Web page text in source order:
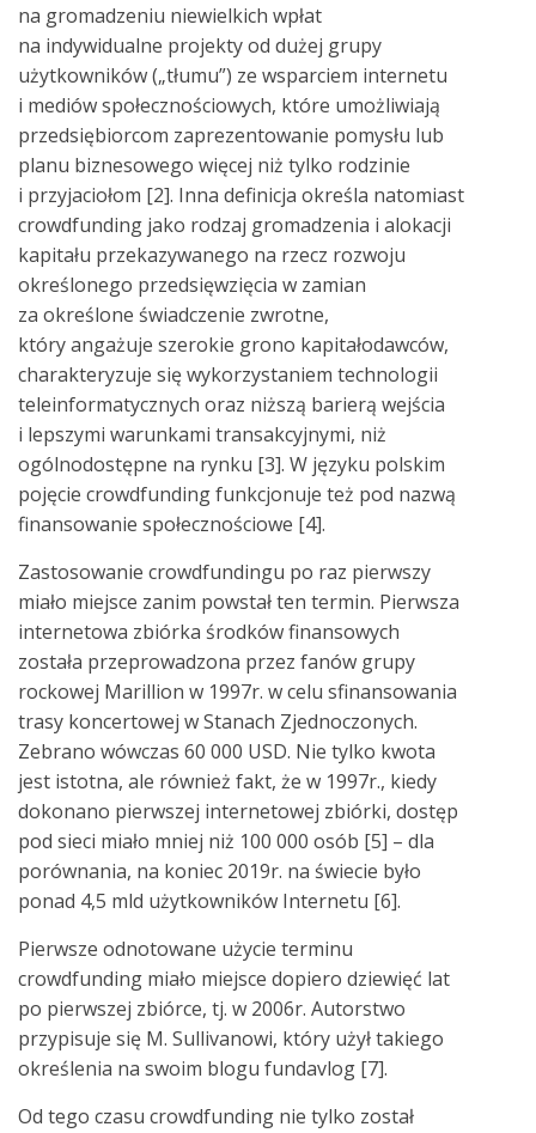
na gromadzeniu niewielkich wpłat
na indywidualne projekty od dużej grupy
użytkowników („tłumu”) ze wsparciem internetu
i mediów społecznościowych, które umożliwiają
przedsiębiorcom zaprezentowanie pomysłu lub
planu biznesowego więcej niż tylko rodzinie
i przyjaciołom [2]. Inna definicja określa natomiast
crowdfunding jako rodzaj gromadzenia i alokacji
kapitału przekazywanego na rzecz rozwoju
określonego przedsięwzięcia w zamian
za określone świadczenie zwrotne,
który angażuje szerokie grono kapitałodawców,
charakteryzuje się wykorzystaniem technologii
teleinformatycznych oraz niższą barierą wejścia
i lepszymi warunkami transakcyjnymi, niż
ogólnodostępne na rynku [3]. W języku polskim
pojęcie crowdfunding funkcjonuje też pod nazwą
finansowanie społecznościowe [4].
Zastosowanie crowdfundingu po raz pierwszy
miało miejsce zanim powstał ten termin. Pierwsza
internetowa zbiórka środków finansowych
została przeprowadzona przez fanów grupy
rockowej Marillion w 1997r. w celu sfinansowania
trasy koncertowej w Stanach Zjednoczonych.
Zebrano wówczas 60 000 USD. Nie tylko kwota
jest istotna, ale również fakt, że w 1997r., kiedy
dokonano pierwszej internetowej zbiórki, dostęp
pod sieci miało mniej niż 100 000 osób [5] – dla
porównania, na koniec 2019r. na świecie było
ponad 4,5 mld użytkowników Internetu [6].
Pierwsze odnotowane użycie terminu
crowdfunding miało miejsce dopiero dziewięć lat
po pierwszej zbiórce, tj. w 2006r. Autorstwo
przypisuje się M. Sullivanowi, który użył takiego
określenia na swoim blogu fundavlog [7].
Od tego czasu crowdfunding nie tylko został